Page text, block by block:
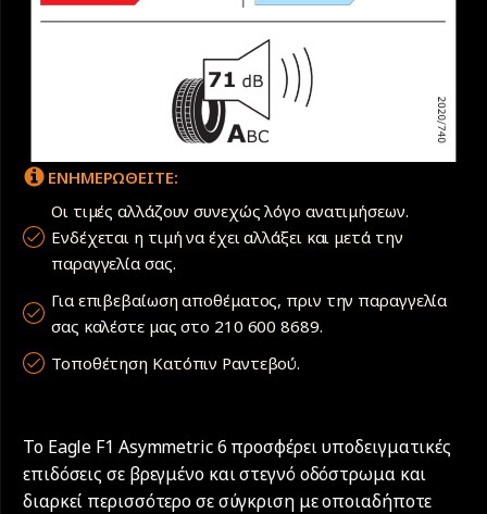
ΕΝΗΜΕΡΩΘΕΙΤΕ:
Οι τιμές αλλάζουν συνεχώς λόγο ανατιμήσεων.
Ενδέχεται η τιμή να έχει αλλάξει και μετά την
παραγγελία σας.
Για επιβεβαίωση αποθέματος, πριν την παραγγελία
σας καλέστε μας στο 210 600 8689.
Τοποθέτηση Κατόπιν Ραντεβού.
Το Eagle F1 Asymmetric 6 προσφέρει υποδειγματικές
επιδόσεις σε βρεγμένο και στεγνό οδόστρωμα και
διαρκεί περισσότερο σε σύγκριση με οποιαδήποτε